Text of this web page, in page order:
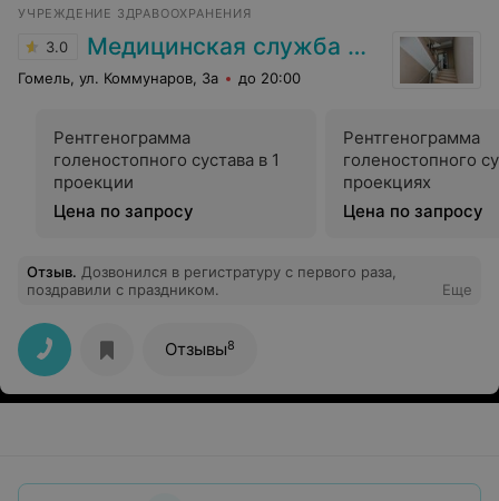
УЧРЕЖДЕНИЕ ЗДРАВООХРАНЕНИЯ
3.0 Медицинская служба ДФиТ МВД по Гомельской области
Гомель, ул. Коммунаров, 3а до 20:00
Рентгенограмма
голеностопного сустава в 1
проекции
Цена по запросу
Рентгенограмма
голеностопного
проекциях
Цена по запросу
Отзыв. Дозвонился в регистратуру с первого раза,
поздравили с праздником.
Еще
Отзывы8